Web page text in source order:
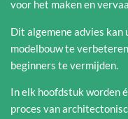
voor het maken en
Dit algemene advies kan
modelbouw te
beginners te vermijden.
In elk hoofdstuk worden
proces van